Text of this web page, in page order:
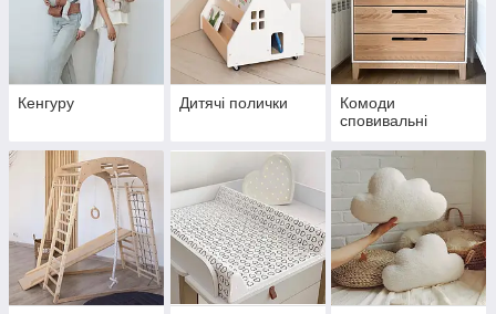
Кенгуру Дитячі полички
Комоди
сповивальні